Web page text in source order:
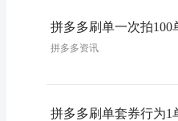
拼多多刷单一次拍100
拼多多资讯
拼多多刷单套券行为1